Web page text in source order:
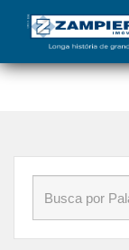
Início»Blog»